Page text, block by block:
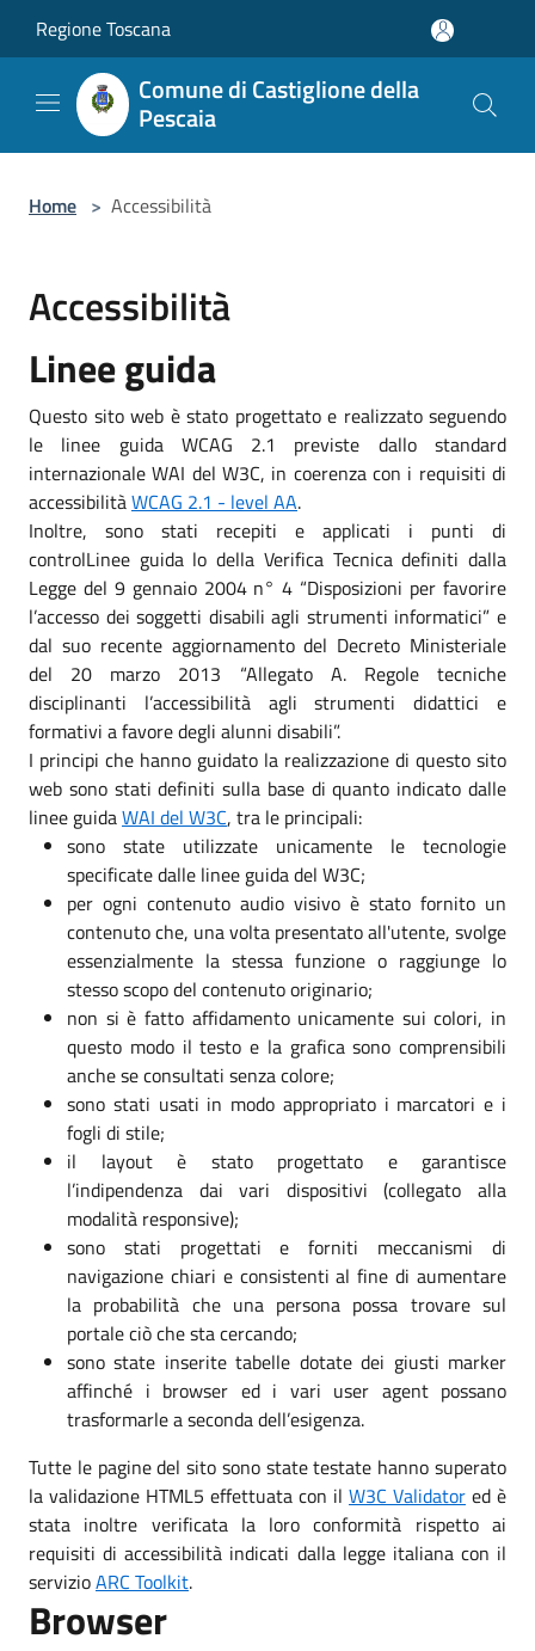
Regione Toscana
Comune di Castiglione della
Pescaia
Home > Accessibilità
Accessibilità
Linee guida
Questo sito web è stato progettato e realizzato seguendo
le linee guida WCAG 2.1 previste dallo standard
internazionale WAI del W3C, in coerenza con i requisiti di
accessibilitàWCAG 2.1 - level AA.
Inoltre, sono stati recepiti e applicati i punti di
controlLinee guida lo della Verifica Tecnica definiti dalla
Legge del 9 gennaio 2004 n° 4 “Disposizioni per favorire
l’accesso dei soggetti disabili agli strumenti informatici” e
dal suo recente aggiornamento del Decreto Ministeriale
del 20 marzo 2013 “Allegato A. Regole tecniche
disciplinanti l’accessibilità agli strumenti didattici e
formativi a favore degli alunni disabili”.
I principi che hanno guidato la realizzazione di questo sito
web sono stati definiti sulla base di quanto indicato dalle
linee guidaWAI del W3C, tra le principali:
sono state utilizzate unicamente le tecnologie
specificate dalle linee guida del W3C;
per ogni contenuto audio visivo è stato fornito un
contenuto che, una volta presentato all'utente, svolge
essenzialmente la stessa funzione o raggiunge lo
stesso scopo del contenuto originario;
non si è fatto affidamento unicamente sui colori, in
questo modo il testo e la grafica sono comprensibili
anche se consultati senza colore;
sono stati usati in modo appropriato i marcatori e i
fogli di stile;
il layout è stato progettato e garantisce
l’indipendenza dai vari dispositivi (collegato alla
modalità responsive);
sono stati progettati e forniti meccanismi di
navigazione chiari e consistenti al fine di aumentare
la probabilità che una persona possa trovare sul
portale ciò che sta cercando;
sono state inserite tabelle dotate dei giusti marker
affinché i browser ed i vari user agent possano
trasformarle a seconda dell’esigenza.
Tutte le pagine del sito sono state testate hanno superato
la validazione HTML5 effettuata con il W3C Validator ed è
stata inoltre verificata la loro conformità rispetto ai
requisiti di accessibilità indicati dalla legge italiana con il
servizioARC Toolkit.
Browser